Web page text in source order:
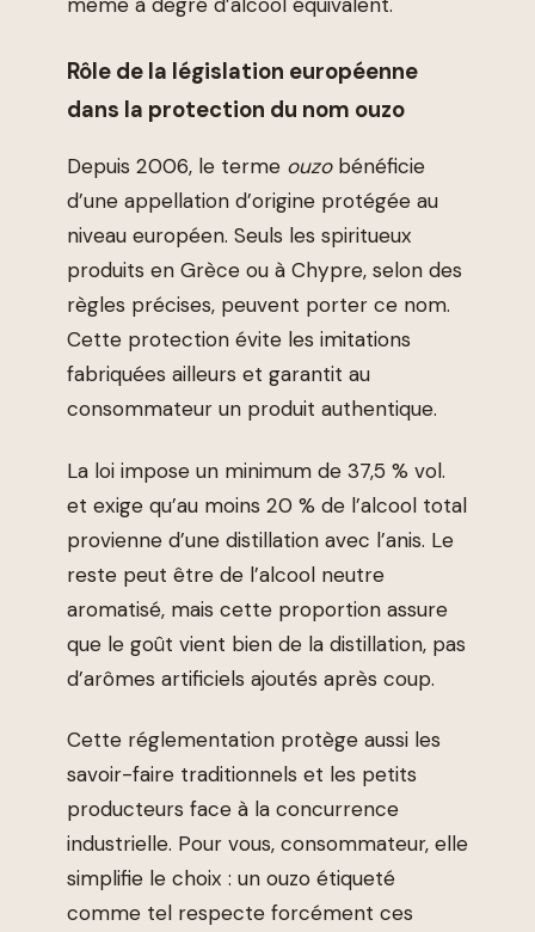
Rôle de la législation européenne
dans la protection du nom ouzo
Depuis 2006, le terme ouzobénéficie
d’une appellation d’origine protégée au
niveau européen. Seuls les spiritueux
produits en Grèce ou à Chypre, selon des
règles précises, peuvent porter ce nom.
Cette protection évite les imitations
fabriquées ailleurs et garantit au
consommateur un produit authentique.
La loi impose un minimum de 37,5 % vol.
et exige qu’au moins 20 % de l’alcool total
provienne d’une distillation avec l’anis. Le
reste peut être de l’alcool neutre
aromatisé, mais cette proportion assure
que le goût vient bien de la distillation, pas
d’arômes artificiels ajoutés après coup.
Cette réglementation protège aussi les
savoir-faire traditionnels et les petits
producteurs face à la concurrence
industrielle. Pour vous, consommateur, elle
simplifie le choix : un ouzo étiqueté
comme tel respecte forcément ces